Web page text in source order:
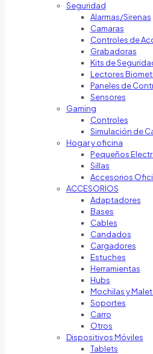
Seguridad
Alarmas/Sirenas
Camaras
Controles de
Grabadoras
Kits de
Lectores
Paneles de
Sensores
Gaming
Controles
Simulación de
Hogar y oficina
Pequeños
Sillas
Accesorios
ACCESORIOS
Adaptadores
Bases
Cables
Candados
Cargadores
Estuches
Herramientas
Hubs
Mochilas y
Soportes
Carro
Otros
Dispositivos Móviles
Tablets